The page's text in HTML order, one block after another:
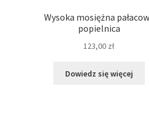
Wysoka mosiężna
popielnica
123,00 zł
Dowiedz się więcej